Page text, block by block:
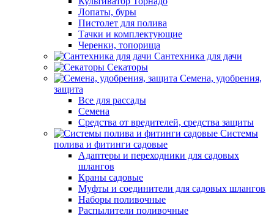
Лопаты, буры
Пистолет для полива
Тачки и комплектующие
Черенки, топорища
Сантехника для дачи
Секаторы
Семена, удобрения,
защита
Все для рассады
Семена
Средства от вредителей, средства защиты
Системы
полива и фитинги садовые
Адаптеры и переходники для садовых
шлангов
Краны садовые
Муфты и соединители для садовых шлангов
Наборы поливочные
Распылители поливочные